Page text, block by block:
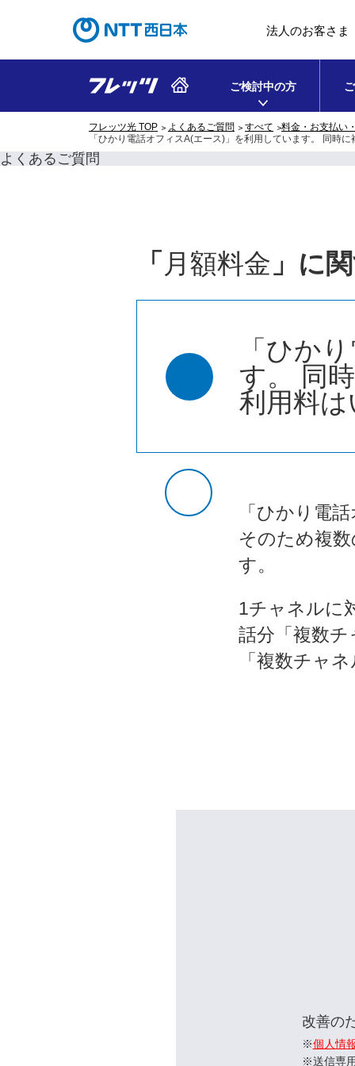
法人のお客さま
ご検討中の方
フレッツ光 TOP よくあるご質問 すべて
料金・お支払い
「ひかり電話オフィスA(エース)」を利用しています。 同時
よくあるご質問
「 月額料金 」に
「ひか
す。 同
利用料
「ひかり電
そのため複
す。
1チャネルに
話分「複数
「複数チャ
改善の
※個人情
※送信専